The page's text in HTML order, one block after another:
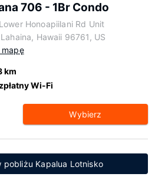
706 - 1Br Condo
Honoapiilani Rd Unit
Hawaii 96761, US
mapę
km
Wi-Fi
Wybierz
pobliżu Kapalua Lotnisko